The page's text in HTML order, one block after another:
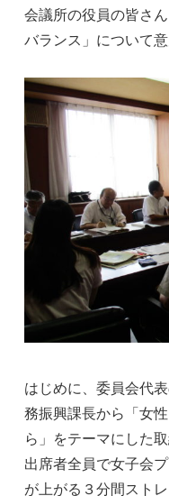
会議所の役員の皆さ
バランス」について
はじめに、委員会代
務振興課長から「女
ら」をテーマにした
出席者全員で女子会
が上がる３分間スト